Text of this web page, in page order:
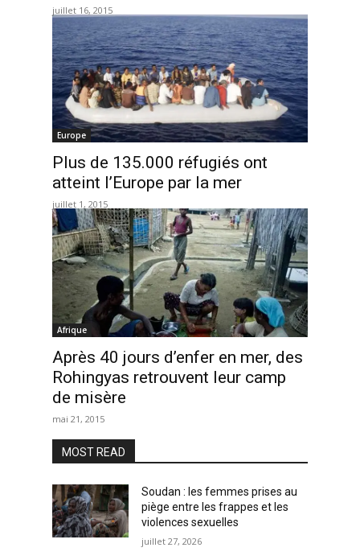
juillet 16, 2015
Europe
Plus de 135.000 réfugiés ont
atteint l’Europe par la mer
juillet 1, 2015
Afrique
Après 40 jours d’enfer en mer, des
Rohingyas retrouvent leur camp
de misère
mai 21, 2015
MOST READ
Soudan : les femmes prises au
piège entre les frappes et les
violences sexuelles
juillet 27, 2026